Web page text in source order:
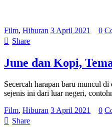
Film, Hiburan 3 April 2021 0
Share
June dan Kopi,
Secercah harapan baru muncul
sejenis ini dari luar negeri,
Film, Hiburan 3 April 2021 0
Share